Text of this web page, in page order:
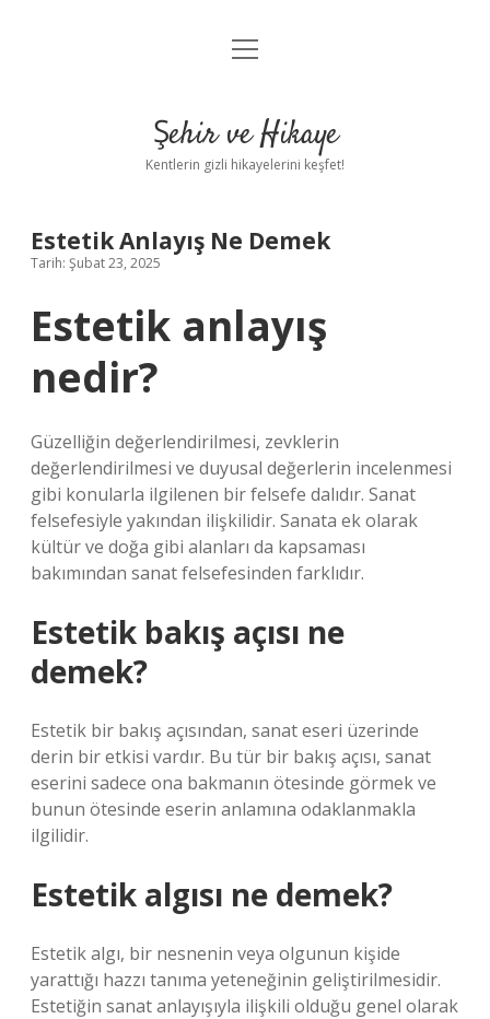
Anasayfa
Yasal Uyarı
menüyü
Şehir ve Hikaye
Kentlerin gizli hikayelerini keşfet!
Estetik Anlayış Ne Demek
Tarih: Şubat 23, 2025
Estetik anlayış
nedir?
Güzelliğin değerlendirilmesi, zevklerin
değerlendirilmesi ve duyusal değerlerin incelenmesi
gibi konularla ilgilenen bir felsefe dalıdır. Sanat
felsefesiyle yakından ilişkilidir. Sanata ek olarak
kültür ve doğa gibi alanları da kapsaması
bakımından sanat felsefesinden farklıdır.
Estetik bakış açısı ne
demek?
Estetik bir bakış açısından, sanat eseri üzerinde
derin bir etkisi vardır. Bu tür bir bakış açısı, sanat
eserini sadece ona bakmanın ötesinde görmek ve
bunun ötesinde eserin anlamına odaklanmakla
ilgilidir.
Estetik algısı ne demek?
Estetik algı, bir nesnenin veya olgunun kişide
yarattığı hazzı tanıma yeteneğinin geliştirilmesidir.
Estetiğin sanat anlayışıyla ilişkili olduğu genel olarak